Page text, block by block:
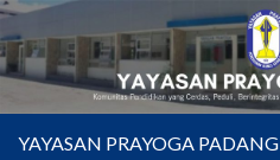
YAYASAN PRAYOGA PADANG